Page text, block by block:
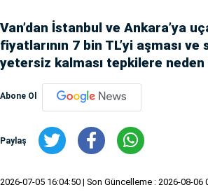
Van’dan İstanbul ve Ankara’ya
fiyatlarının 7 bin TL’yi aşması ve
yetersiz kalması tepkilere neden
Abone Ol
Paylaş
2026-07-05 16:04:50 | Son Güncelleme : 2026-08-06